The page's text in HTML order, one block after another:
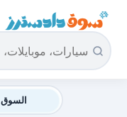
سوق دادسترز الرئيسية
السوق